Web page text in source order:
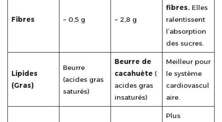
Fibres ~ 0,5 g ~ 2,8 g
fibres.Elles
ralentissent
l’absorption
des sucres.
Lipides
(Gras)
Beurre
(acides gras
saturés)
Beurre de
cacahuète(
acides gras
insaturés)
Meilleur pour
le système
cardiovascul
aire.
Plus